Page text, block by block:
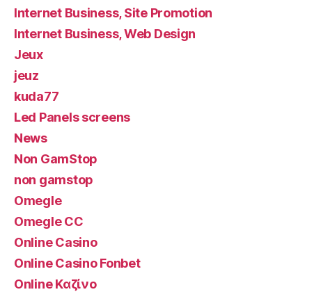
Internet Business, Site Promotion
Internet Business, Web Design
Jeux
jeuz
kuda77
Led Panels screens
News
Non GamStop
non gamstop
Omegle
Omegle CC
Online Casino
Online Casino Fonbet
Online Καζίνο